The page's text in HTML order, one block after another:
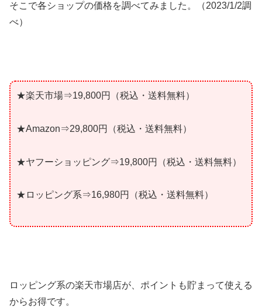
そこで各ショップの価格を調べてみました。（2023/1/2調
べ）
★楽天市場⇒19,800円（税込・送料無料）
★Amazon⇒29,800円（税込・送料無料）
★ヤフーショッピング⇒19,800円（税込・送料無料）
★ロッピング系⇒16,980円（税込・送料無料）
ロッピング系の楽天市場店が、ポイントも貯まって使える
からお得です。